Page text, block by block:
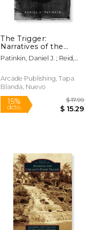
The Trigger:
Narratives of the
American Shooter
(en Inglés)
Patinkin, Daniel J. ; Reid,
Arcade Publishing, Tapa
Blanda, Nuevo